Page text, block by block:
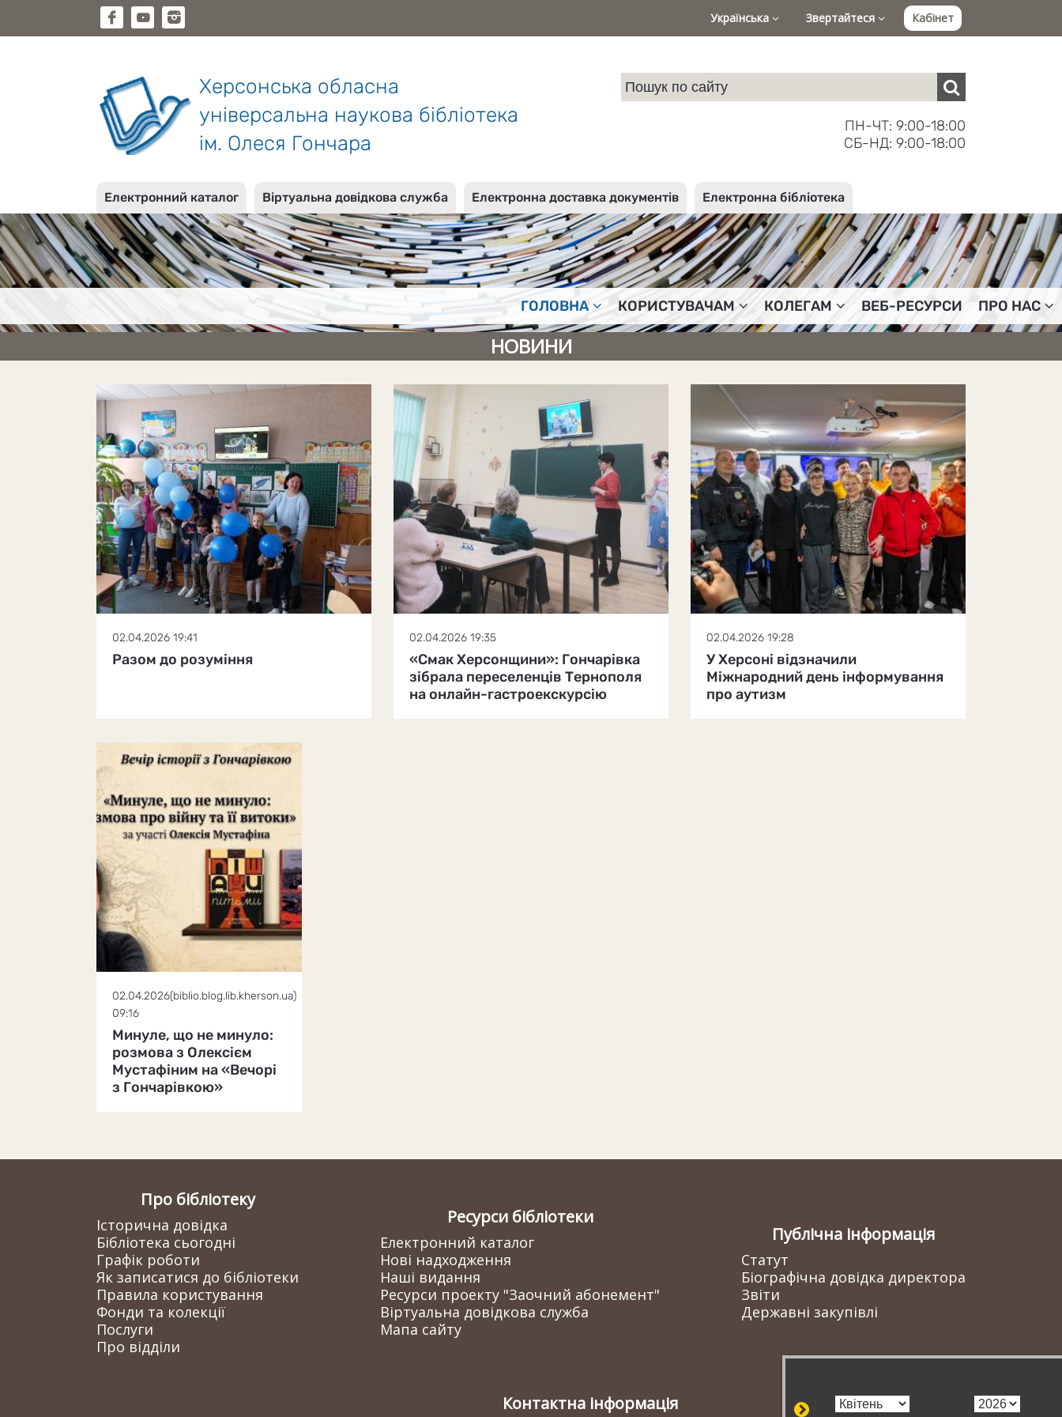
Українська Звертайтеся Кабінет
Херсонська обласна
універсальна наукова бібліотека
ім. Олеся Гончара
ПН-ЧТ: 9:00-18:00
СБ-НД: 9:00-18:00
Електронний каталог Віртуальна довідкова служба Електронна доставка документів Електронна бібліотека
ГОЛОВНА КОРИСТУВАЧАМ КОЛЕГАМ ВЕБ-РЕСУРСИ ПРО НАС
НОВИНИ
02.04.2026 19:41
Разом до розуміння
02.04.2026 19:35
«Смак Херсонщини»: Гончарівка
зібрала переселенців Тернополя
на онлайн-гастроекскурсію
02.04.2026 19:28
У Херсоні відзначили
Міжнародний день інформування
про аутизм
02.04.2026
09:16
(biblio.blog.lib.kherson.ua)
Минуле, що не минуло:
розмова з Олексієм
Мустафіним на «Вечорі
з Гончарівкою»
Про бібліотеку
Історична довідка
Бібліотека сьогодні
Графік роботи
Як записатися до бібліотеки
Правила користування
Фонди та колекції
Послуги
Про відділи
Ресурси бібліотеки
Електронний каталог
Нові надходження
Наші видання
Ресурси проекту "Заочний абонемент"
Віртуальна довідкова служба
Мапа сайту
Публічна інформація
Статут
Біографічна довідка директора
Звіти
Державні закупівлі
Контактна інформація